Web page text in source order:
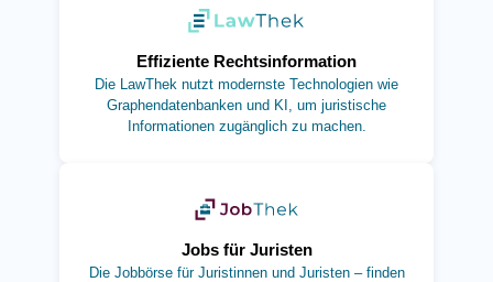
Effiziente Rechtsinformation
Die LawThek nutzt modernste Technologien wie
Graphendatenbanken und KI, um juristische
Informationen zugänglich zu machen.
(öffnet in neuem Tab)
Jobs für Juristen
Die Jobbörse für Juristinnen und Juristen – finden